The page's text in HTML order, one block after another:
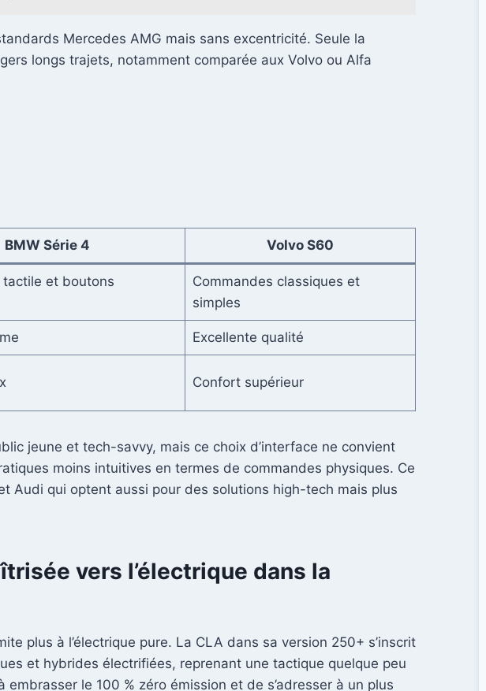
Mercedes AMG mais sans excentricité. Seule la
longs trajets, notamment comparée aux Volvo ou Alfa
BMW Série 4 Volvo S60
tactile et boutons
Commandes classiques et
simples
Excellente qualité
Confort supérieur
jeune et tech-savvy, mais ce choix d’interface ne convient
moins intuitives en termes de commandes physiques. Ce
Audi qui optent aussi pour des solutions high-tech mais plus
vers l’électrique dans la
plus à l’électrique pure. La CLA dans sa version 250+ s’inscrit
et hybrides électrifiées, reprenant une tactique quelque peu
le 100 % zéro émission et de s’adresser à un plus